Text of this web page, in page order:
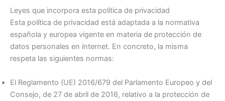
Leyes que incorpora esta política de privacidad
Esta política de privacidad está adaptada a la normativa
española y europea vigente en materia de protección de
datos personales en internet. En concreto, la misma
respeta las siguientes normas:
El Reglamento (UE) 2016/679 del Parlamento Europeo y del
Consejo, de 27 de abril de 2016, relativo a la protección de